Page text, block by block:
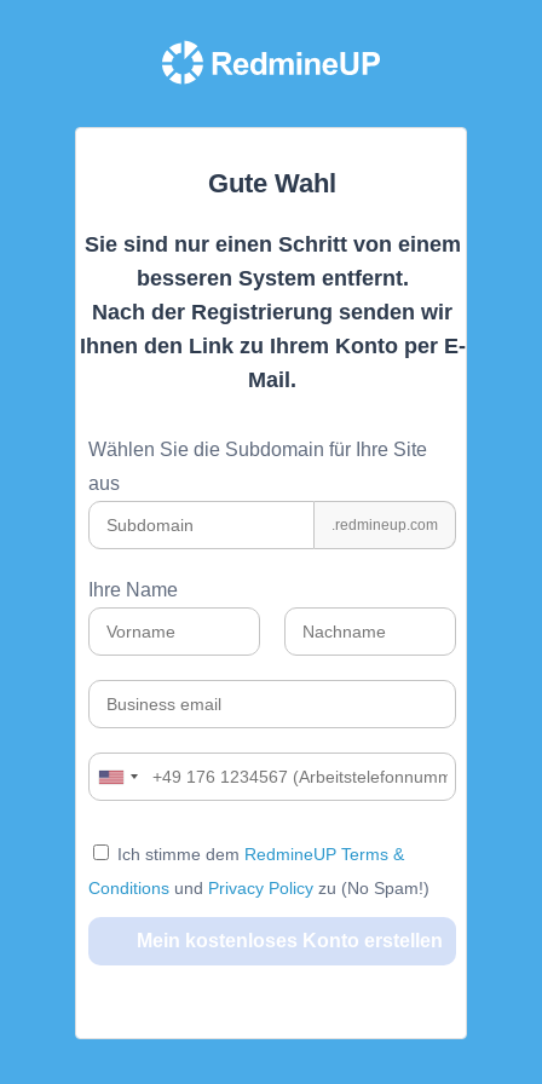
Gute Wahl
Sie sind nur einen Schritt von einem
besseren System entfernt.
Nach der Registrierung senden wir
Ihnen den Link zu Ihrem Konto per E-
Mail.
Wählen Sie die Subdomain für Ihre Site
aus
.redmineup.com
Ihre Name
Ich stimme dem RedmineUP Terms &
Conditions und Privacy Policy zu (No Spam!)